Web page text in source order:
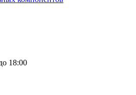
18:00